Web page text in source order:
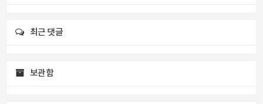
최근 댓글
보관함